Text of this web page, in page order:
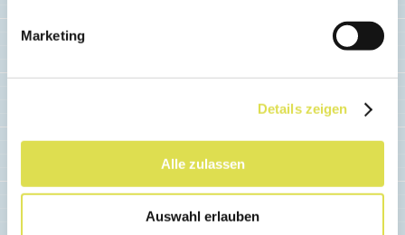
Marketing
Details zeigen
Alle zulassen
Auswahl erlauben
Leggi tutto...